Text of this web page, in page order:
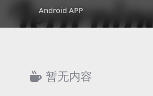
Android APP
暂无内容